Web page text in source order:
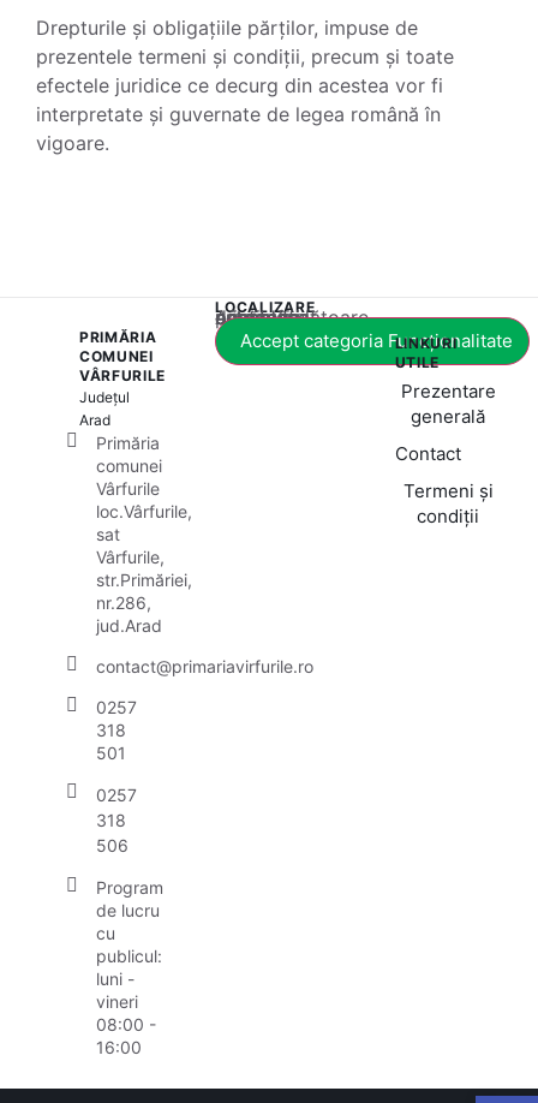
Drepturile și obligațiile părților, impuse de
prezentele termeni și condiții, precum și toate
efectele juridice ce decurg din acestea vor fi
interpretate și guvernate de legea română în
vigoare.
PRIMĂRIA
COMUNEI
VÂRFURILE
Județul
Arad
Primăria
comunei
Vârfurile
loc.Vârfurile,
sat
Vârfurile,
str.Primăriei,
nr.286,
jud.Arad
contact@primariavirfurile.ro
0257
318
501
0257
318
506
Program
de lucru
cu
publicul:
luni -
vineri
08:00 -
16:00
LOCALIZARE
Acest conținut este blocat până când acceptați categoria corespunzătoare de cookie-uri.
Accept categoria Funcționalitate
LINKURI
UTILE
Prezentare
generală
Contact
Termeni și
condiții